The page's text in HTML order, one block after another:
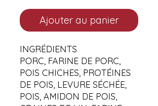
Ajouter au panier
INGRÉDIENTS
PORC, FARINE DE PORC,
POIS CHICHES, PROTÉINES
DE POIS, LEVURE SÉCHÉE,
POIS, AMIDON DE POIS,